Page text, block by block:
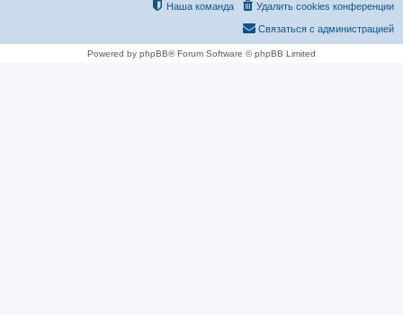
Удалить cookies конференции
Наша команда
Связаться с администрацией
Powered by phpBB® Forum Software © phpBB Limited